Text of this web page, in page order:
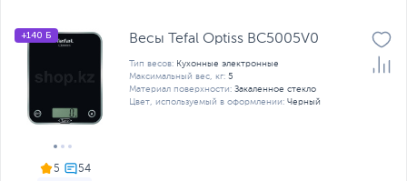
5
+140 Б Весы Tefal Optiss BC5005V0
Тип весов: Кухонные электронные
Максимальный вес, кг: 5
Материал поверхности: Закаленное стекло
Цвет, используемый в оформлении: Черный